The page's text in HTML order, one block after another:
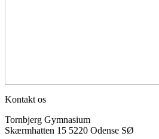
Kontakt os
Tornbjerg Gymnasium
Skærmhatten 15 5220 Odense SØ